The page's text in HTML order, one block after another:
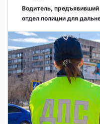
Водитель,
отдел полиции для